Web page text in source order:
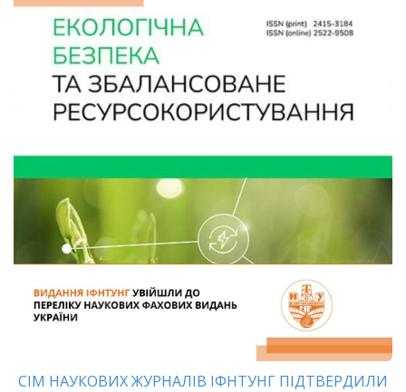
СІМ НАУКОВИХ ЖУРНАЛІВ ІФНТУНГ ПІДТВЕРДИЛИ